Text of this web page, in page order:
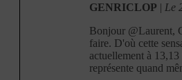
GENRICLOP | Le
Bonjour @Laurent,
faire. D'où cette
actuellement à
représente quand